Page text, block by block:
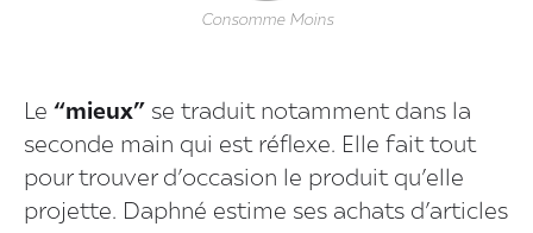
Consomme Moins
Le “mieux” se traduit notamment dans la
seconde main qui est réflexe. Elle fait tout
pour trouver d’occasion le produit qu’elle
projette. Daphné estime ses achats d’articles